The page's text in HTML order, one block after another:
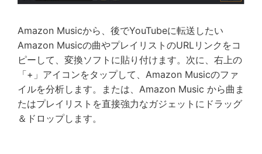
Amazon Musicから、後でYouTubeに転送したい
Amazon Musicの曲やプレイリストのURLリンクをコ
ピーして、変換ソフトに貼り付けます。次に、右上の
「+」アイコンをタップして、Amazon Musicのファ
イルを分析します。または、Amazon Music から曲ま
たはプレイリストを直接強力なガジェットにドラッグ
＆ドロップします。